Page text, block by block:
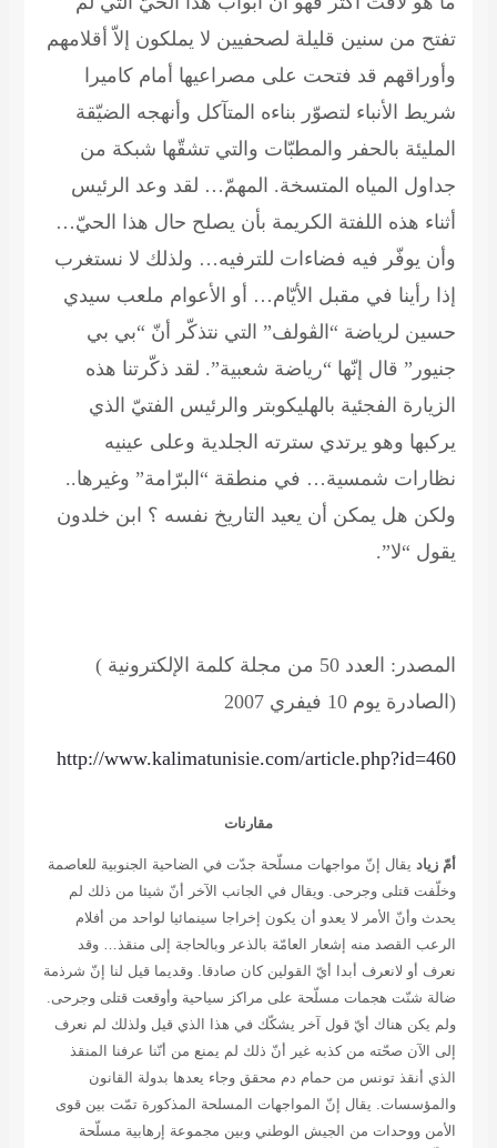
تفتح من سنين قليلة لصحفيين لا يملكون إلاّ أقلامهم
وأوراقهم قد فتحت على مصراعيها أمام كاميرا
شريط الأنباء لتصوّر بناءه المتآكل وأنهجه الضيّقة
المليئة بالحفر والمطبّات والتي تشقّها شبكة من
جداول المياه المتسخة. المهمّ… لقد وعد الرئيس
أثناء هذه اللفتة الكريمة بأن يصلح حال هذا الحيّ…
وأن يوفّر فيه فضاءات للترفيه… ولذلك لا نستغرب
إذا رأينا في مقبل الأيّام… أو الأعوام ملعب سيدي
حسين لرياضة “الڤولف” التي نتذكّر أنّ “بي بي
جنيور” قال إنّها “رياضة شعبية”. لقد ذكّرتنا هذه
الزيارة الفجئية بالهليكوبتر والرئيس الفتيّ الذي
يركبها وهو يرتدي سترته الجلدية وعلى عينيه
نظارات شمسية… في منطقة “البرّامة” وغيرها..
ولكن هل يمكن أن يعيد التاريخ نفسه ؟ ابن خلدون
يقول “لا”.
(المصدر: العدد 50 من مجلة كلمة الإلكترونية
الصادرة يوم 10 فيفري 2007)
http://www.kalimatunisie.com/article.php?id=460
مقارنات
أمّ زياديقال إنّ مواجهات مسلّحة جدّت في الضاحية الجنوبية للعاصمة
وخلّفت قتلى وجرحى. ويقال في الجانب الآخر أنّ شيئا من ذلك لم
يحدث وأنّ الأمر لا يعدو أن يكون إخراجا سينمائيا لواحد من أفلام
الرعب القصد منه إشعار العامّة بالذعر وبالحاجة إلى منقذ… وقد
نعرف أو لانعرف أبدا أيّ القولين كان صادقا. وقديما قيل لنا إنّ شرذمة
ضالة شنّت هجمات مسلّحة على مراكز سياحية وأوقعت قتلى وجرحى.
ولم يكن هناك أيّ قول آخر يشكّك في هذا الذي قيل ولذلك لم نعرف
إلى الآن صحّته من كذبه غير أنّ ذلك لم يمنع من أنّنا عرفنا المنقذ
الذي أنقذ تونس من حمام دم محقق وجاء يعدها بدولة القانون
والمؤسسات. يقال إنّ المواجهات المسلحة المذكورة تمّت بين قوى
الأمن ووحدات من الجيش الوطني وبين مجموعة إرهابية مسلّحة